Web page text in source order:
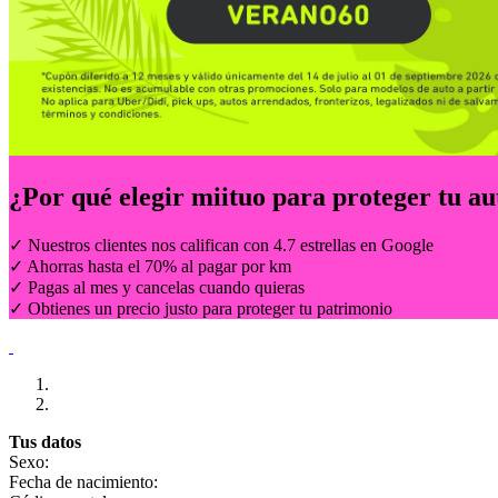
¿Por qué elegir miituo para proteger tu
✓ Nuestros clientes nos califican con 4.7 estrellas en Google
✓ Ahorras hasta el 70% al pagar por km
✓ Pagas al mes y cancelas cuando quieras
✓ Obtienes un precio justo para proteger tu patrimonio
Tus datos
Sexo:
Fecha de nacimiento: